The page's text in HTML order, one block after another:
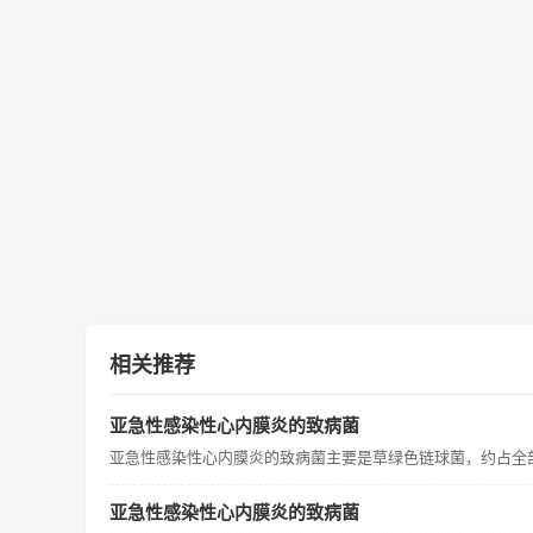
相关推荐
亚急性感染性心内膜炎的致病菌
亚急性感染性心内膜炎的致病菌主要是草绿色链球菌，约占全
亚急性感染性心内膜炎的致病菌